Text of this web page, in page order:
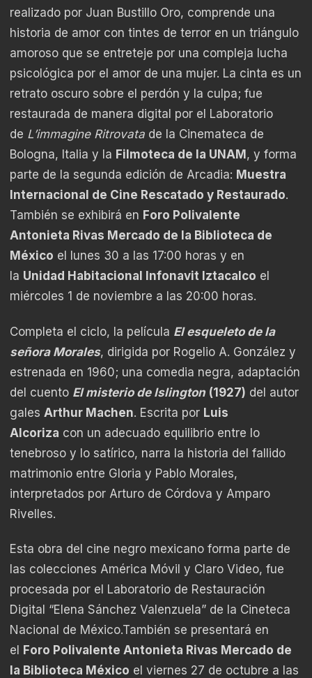
realizado por Juan Bustillo Oro, comprende una
historia de amor con tintes de terror en un triángulo
amoroso que se entreteje por una compleja lucha
psicológica por el amor de una mujer. La cinta es un
retrato oscuro sobre el perdón y la culpa; fue
restaurada de manera digital por el Laboratorio
de L’immagine Ritrovata de la Cinemateca de
Bologna, Italia y la Filmoteca de la UNAM , y forma
parte de la segunda edición de Arcadia: Muestra
Internacional de Cine Rescatado y Restaurado.
También se exhibirá en Foro Polivalente
Antonieta Rivas Mercado de la Biblioteca de
México el lunes 30 a las 17:00 horas y en
la Unidad Habitacional Infonavit Iztacalco el
miércoles 1 de noviembre a las 20:00 horas.
Completa el ciclo, la película El esqueleto de la
señora Morales, dirigida por Rogelio A. González y
estrenada en 1960; una comedia negra, adaptación
del cuento El misterio de Islington (1927) del autor
gales Arthur Machen. Escrita por Luis
Alcoriza con un adecuado equilibrio entre lo
tenebroso y lo satírico, narra la historia del fallido
matrimonio entre Gloria y Pablo Morales,
interpretados por Arturo de Córdova y Amparo
Rivelles.
Esta obra del cine negro mexicano forma parte de
las colecciones América Móvil y Claro Video, fue
procesada por el Laboratorio de Restauración
Digital “Elena Sánchez Valenzuela” de la Cineteca
Nacional de México.También se presentará en
el Foro Polivalente Antonieta Rivas Mercado de
la Biblioteca México el viernes 27 de octubre a las